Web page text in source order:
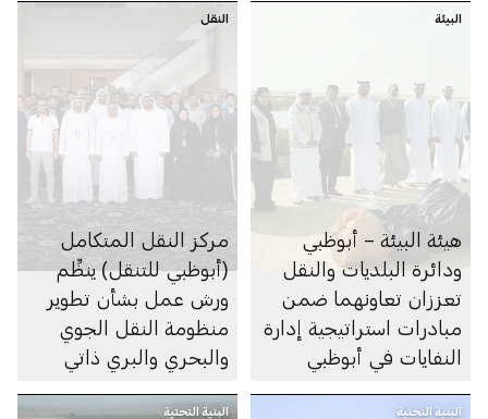
البيئة
هيئة البيئة – أبوظبي
ودائرة البلديات والنقل
تعززان تعاونهما ضمن
مبادرات استراتيجية إدارة
النفايات في أبوظبي
النقل
مركز النقل المتكامل
(أبوظبي للتنقل) ينظِّم
ورش عمل بشأن تطوير
منظومة النقل الجوي
والبحري والبري ذاتي
البنية التحتية البنية التحتية